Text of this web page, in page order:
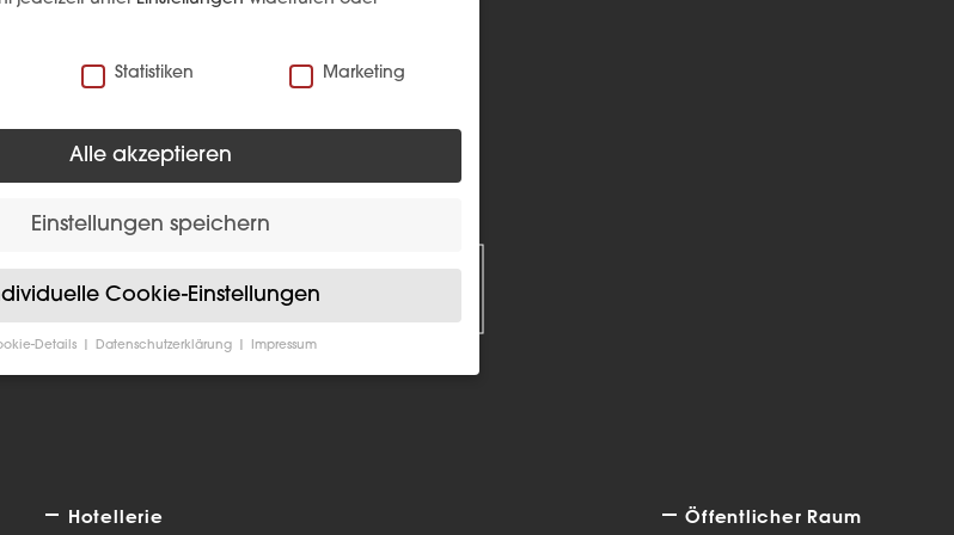
Hotellerie Öffentlicher Raum
Statistiken Marketing
Alle akzeptieren
Einstellungen speichern
Cookie-Einstellungen
Details Datenschutzerklärung Impressum
verbessern. Personenbezogene Daten können